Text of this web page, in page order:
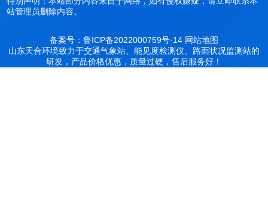
站管理员删除内容。
备案号：鲁ICP备2022000759号-14 网站地图
山东天合环境致力于交通气象站、能见度检测仪、路面状况监测站的
研发，产品价格优惠，质量过硬，售后服务好！